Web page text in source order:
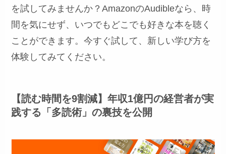
を試してみませんか？AmazonのAudibleなら、時
間を気にせず、いつでもどこでも好きな本を聴く
ことができます。今すぐ試して、新しい学び方を
体験してみてください。
【読む時間を9割減】年収1億円の経営者が実
践する「多読術」の裏技を公開